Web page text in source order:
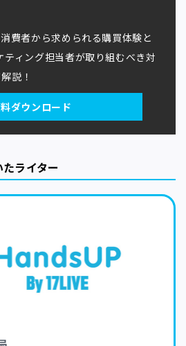
費者から求められる購買体験と
ティング担当者が取り組むべき対
説！
ダウンロード
ライター